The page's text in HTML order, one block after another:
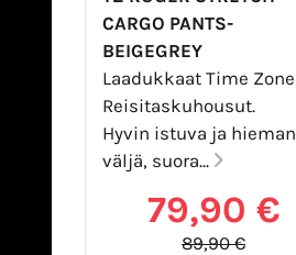
CARGO PANTS-
BEIGEGREY
Laadukkaat Time Zone
Reisitaskuhousut.
Hyvin istuva ja hieman
väljä, suora...
79,90 €
89,90 €